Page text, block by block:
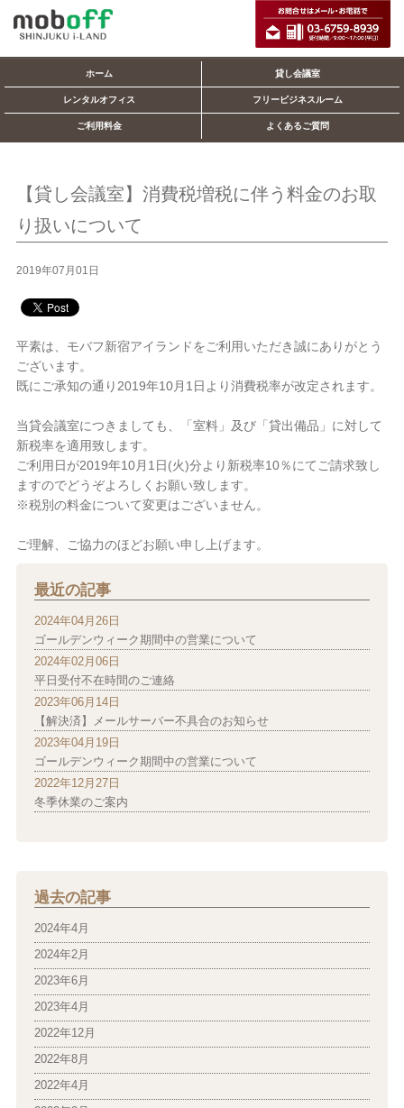
ホーム 貸し会議室
レンタルオフィス フリービジネスルーム
ご利用料金 よくあるご質問
【貸し会議室】消費税増税に伴う料金のお取
り扱いについて
2019年07月01日
平素は、モバフ新宿アイランドをご利用いただき誠にありがとう
ございます。
既にご承知の通り2019年10月1日より消費税率が改定されます。
当貸会議室につきましても、「室料」及び「貸出備品」に対して
新税率を適用致します。
ご利用日が2019年10月1日(火)分より新税率10％にてご請求致し
ますのでどうぞよろしくお願い致します。
※税別の料金について変更はございません。
ご理解、ご協力のほどお願い申し上げます。
最近の記事
2024年04月26日
ゴールデンウィーク期間中の営業について
2024年02月06日
平日受付不在時間のご連絡
2023年06月14日
【解決済】メールサーバー不具合のお知らせ
2023年04月19日
ゴールデンウィーク期間中の営業について
2022年12月27日
冬季休業のご案内
過去の記事
2024年4月
2024年2月
2023年6月
2023年4月
2022年12月
2022年8月
2022年4月